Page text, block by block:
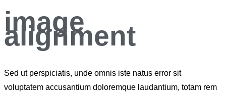
image
alignment
Sed ut perspiciatis, unde omnis iste natus error sit
voluptatem accusantium doloremque laudantium, totam rem